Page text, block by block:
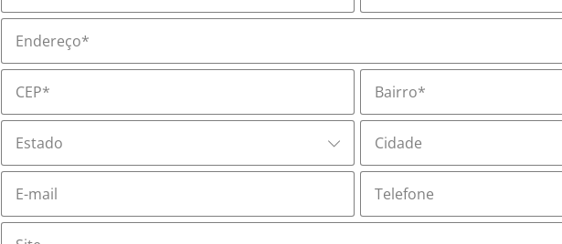
Endereço*
CEP* Bairro*
Estado
Cidade
E-mail Telefone
Site